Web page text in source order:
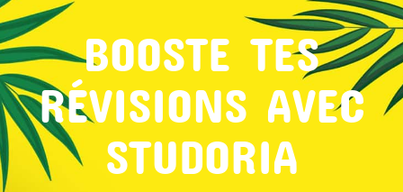
BOOSTE TES
RÉVISIONS AVEC
STUDORIA